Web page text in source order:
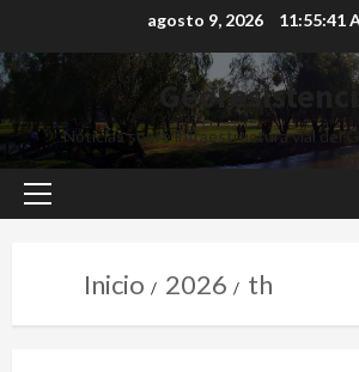
agosto 9, 2026 11:55:42
Noticias sobre infraestructura vial del
Inicio 2026 th